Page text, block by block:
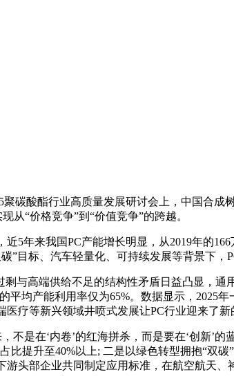
碳酸酯行业高质量发展研讨会上，中国合成
从“价格竞争”到“价值竞争”的跨越。
来我国PC产能增长明显，从2019年的166
”目标、汽车轻量化、可持续发展等背景下，
高端供给不足的结构性矛盾日益凸显，通
平均产能利用率仅为65%。数据显示，2025
疗等新兴领域井喷式发展让PC行业迎来了新
是在‘内卷’的红海拼杀，而是要在‘创新’
提升至40%以上; 二是以绿色转型拥抱“双
头部企业共同制定应用标准，在航空航天